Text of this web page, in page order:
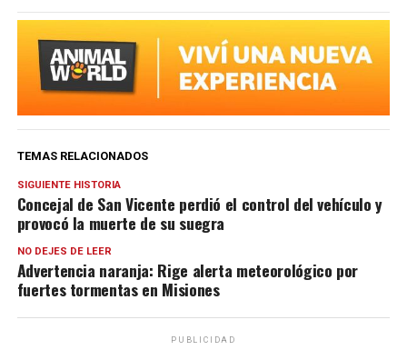
TEMAS RELACIONADOS
SIGUIENTE HISTORIA
Concejal de San Vicente perdió el control del vehículo y
provocó la muerte de su suegra
NO DEJES DE LEER
Advertencia naranja: Rige alerta meteorológico por
fuertes tormentas en Misiones
PUBLICIDAD